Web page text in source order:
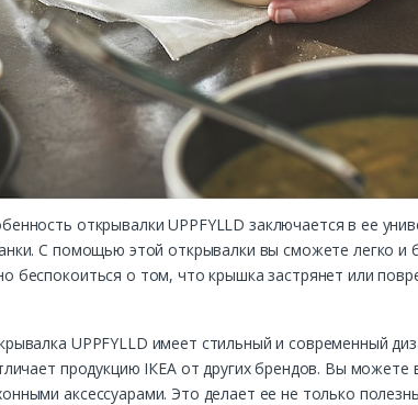
открывалки UPPFYLLD заключается в ее
С помощью этой открывалки вы сможете легко
беспокоиться о том, что крышка застрянет или
UPPFYLLD имеет стильный и современный
продукцию ІКЕА от других брендов. Вы
аксессуарами. Это делает ее не только